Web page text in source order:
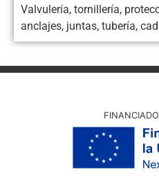
Valvulería, tornillería,
anclajes, juntas, tubería,